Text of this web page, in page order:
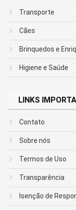
Transporte
Cães
Brinquedos e
Higiene e Saúde
LINKS
Contato
Sobre nós
Termos de Uso
Transparência
Isenção de